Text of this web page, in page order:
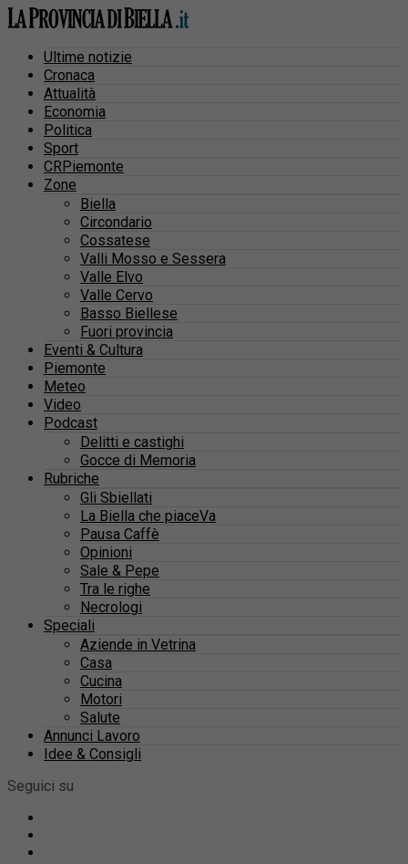
Ultime notizie
Cronaca
Attualità
Economia
Politica
Sport
CRPiemonte
Zone
Biella
Circondario
Cossatese
Valli Mosso e Sessera
Valle Elvo
Valle Cervo
Basso Biellese
Fuori provincia
Eventi & Cultura
Piemonte
Meteo
Video
Podcast
Delitti e castighi
Gocce di Memoria
Rubriche
Gli Sbiellati
La Biella che piaceVa
Pausa Caffè
Opinioni
Sale & Pepe
Tra le righe
Necrologi
Speciali
Aziende in Vetrina
Casa
Cucina
Motori
Salute
Annunci Lavoro
Idee & Consigli
Seguici su